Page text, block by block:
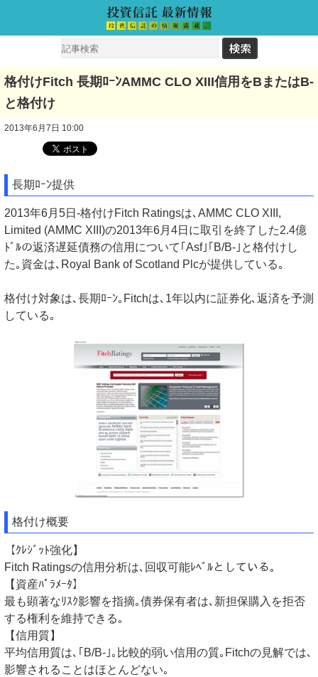
格付けFitch 長期ﾛｰﾝAMMC CLO XIII信用をBまたはB-
と格付け
2013年6月7日 10:00
長期ﾛｰﾝ提供
2013年6月5日-格付けFitch Ratingsは､AMMC CLO XIII,
Limited (AMMC XIII)の2013年6月4日に取引を終了した2.4億
ﾄﾞﾙの返済遅延債務の信用について｢Asf｣｢B/B-｣と格付けし
た｡資金は､Royal Bank of Scotland Plcが提供している｡
格付け対象は､長期ﾛｰﾝ｡Fitchは､1年以内に証券化､返済を予測
している｡
格付け概要
【ｸﾚｼﾞｯﾄ強化】
Fitch Ratingsの信用分析は､回収可能ﾚﾍﾞﾙとしている｡
【資産ﾊﾟﾗﾒｰﾀ】
最も顕著なﾘｽｸ影響を指摘｡債券保有者は､新担保購入を拒否
する権利を維持できる｡
【信用質】
平均信用質は､｢B/B-｣｡比較的弱い信用の質｡Fitchの見解では､
影響されることはほとんどない｡